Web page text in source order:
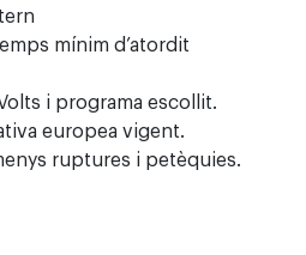
mínim d’atordit
i programa escollit.
europea vigent.
ruptures i petèquies.